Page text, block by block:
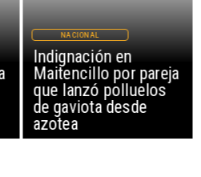
Indignación en
Maitencillo por pareja
que lanzó polluelos
de gaviota desde
azotea
NACIONAL